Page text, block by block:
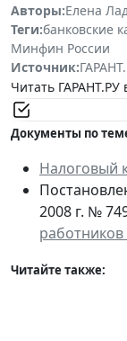
Авторы:Елена
Теги:банковские
Минфин России
Источник:
Читать ГАРАНТ.РУ
Документы по
Налоговый
2008 г. №
Читайте также: